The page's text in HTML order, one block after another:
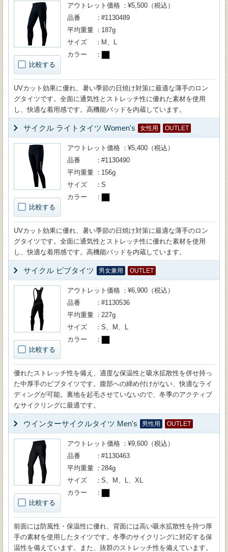
比較する
アウトレット価格
¥5,500（税込）
品番
#1130489
平均重量
187g
サイズ
M、L
カラー
UVカット効果に優れ、暑い季節の日焼け対策に最適な薄手のロン
グタイツです。全面に通気性とストレッチ性に優れた素材を使用
し、快適な着用感です。高機能パッドを内蔵しています。
サイクル ライトタイツ Women's 女性用 OUTLET
比較する
アウトレット価格
¥5,400（税込）
品番
#1130490
平均重量
156g
サイズ
S
カラー
UVカット効果に優れ、暑い季節の日焼け対策に最適な薄手のロン
グタイツです。全面に通気性とストレッチ性に優れた素材を使用
し、快適な着用感です。高機能パッドを内蔵しています。
サイクル ビブタイツ 男女兼用 OUTLET
比較する
アウトレット価格
¥6,900（税込）
品番
#1130536
平均重量
227g
サイズ
S、M、L
カラー
優れたストレッチ性を備え、適度な保温性と吸水拡散性を併せ持っ
た中厚手のビブタイツです。腹部への締め付けがない、快適なライ
ディングが可能。裏地を起毛させていないので、冬季のアクティブ
なサイクリングに最適です。
ウインターサイクルタイツ Men's 男性用 OUTLET
比較する
アウトレット価格
¥9,600（税込）
品番
#1130463
平均重量
284g
サイズ
S、M、L、XL
カラー
前面には防風性・保温性に優れ、背面には高い吸水拡散性を持つ厚
手の素材を使用したタイツです。冬季のサイクリングに対応する保
温性を備えています。また、抜群のストレッチ性を備えています。